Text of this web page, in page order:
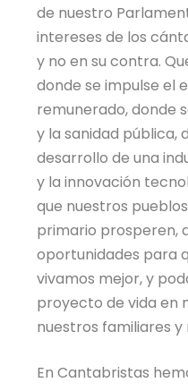
de nuestro
intereses de los
y no en su contra.
donde se impulse el
remunerado, donde
y la sanidad pública,
desarrollo de una
y la innovación
que nuestros
primario prosperen,
oportunidades para
vivamos mejor, y
proyecto de vida en
nuestros familiares
En Cantabristas